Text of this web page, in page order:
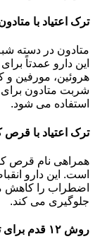
ترک اعتیاد با
متادون در دسته
این دارو عمدتاً
هروئین، مورفین و
شربت متادون
استفاده می شود.
ترک اعتیاد با قرص
همراهی نام قرص
است. این دارو
اضطراب را کاهش
جلوگیری می کند.
روش ۱۲ قدم برای ترک اعتیاد در سنگلج